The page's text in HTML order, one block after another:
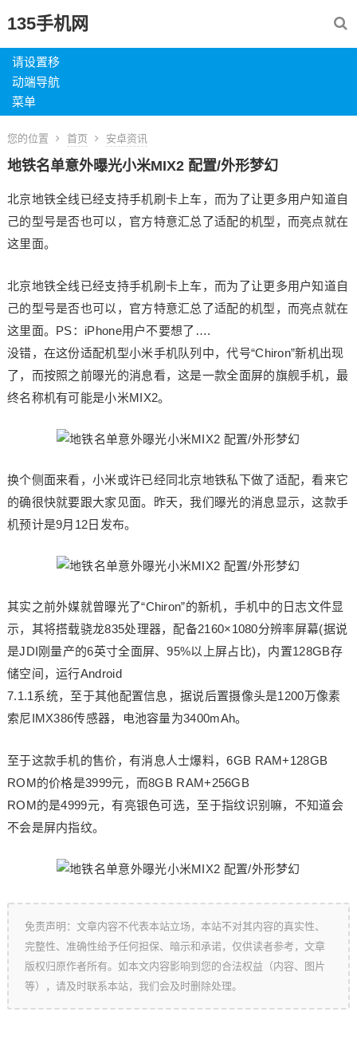
135手机网
请设置移
动端导航
菜单
您的位置 首页 安卓资讯
地铁名单意外曝光小米MIX2 配置/外形梦幻
北京地铁全线已经支持手机刷卡上车，而为了让更多用户知道自
己的型号是否也可以，官方特意汇总了适配的机型，而亮点就在
这里面。
北京地铁全线已经支持手机刷卡上车，而为了让更多用户知道自
己的型号是否也可以，官方特意汇总了适配的机型，而亮点就在
这里面。PS：iPhone用户不要想了….
没错，在这份适配机型小米手机队列中，代号“Chiron”新机出现
了，而按照之前曝光的消息看，这是一款全面屏的旗舰手机，最
终名称机有可能是小米MIX2。
换个侧面来看，小米或许已经同北京地铁私下做了适配，看来它
的确很快就要跟大家见面。昨天，我们曝光的消息显示，这款手
机预计是9月12日发布。
其实之前外媒就曾曝光了“Chiron”的新机，手机中的日志文件显
示，其将搭载骁龙835处理器，配备2160×1080分辨率屏幕(据说
是JDI刚量产的6英寸全面屏、95%以上屏占比)，内置128GB存
储空间，运行Android
7.1.1系统，至于其他配置信息，据说后置摄像头是1200万像素
索尼IMX386传感器，电池容量为3400mAh。
至于这款手机的售价，有消息人士爆料，6GB RAM+128GB
ROM的价格是3999元，而8GB RAM+256GB
ROM的是4999元，有亮银色可选，至于指纹识别嘛，不知道会
不会是屏内指纹。
免责声明：文章内容不代表本站立场，本站不对其内容的真实性、
完整性、准确性给予任何担保、暗示和承诺，仅供读者参考，文章
版权归原作者所有。如本文内容影响到您的合法权益（内容、图片
等），请及时联系本站，我们会及时删除处理。